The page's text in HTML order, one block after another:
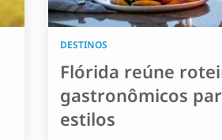
DESTINOS
Flórida reúne
gastronômicos
estilos